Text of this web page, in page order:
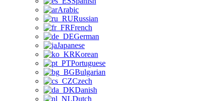
Arabic
Russian
French
German
Japanese
Korean
Portuguese
Bulgarian
Czech
Danish
Dutch